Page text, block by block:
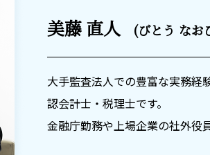
美藤 直人 (びとう なお
大手監査法人での豊富な実務経
認会計士・税理士です。
金融庁勤務や上場企業の社外役